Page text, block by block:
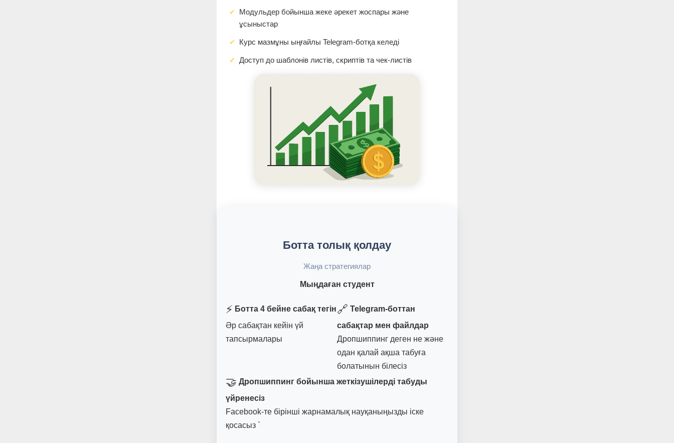
Модульдер бойынша жеке әрекет жоспары және
ұсыныстар
Курс мазмұны ыңғайлы Telegram-ботқа келеді
Доступ до шаблонів листів, скриптів та чек-листів
Ботта толық қолдау
Жаңа стратегиялар
Мыңдаған студент
⚡ Ботта 4 бейне сабақ тегін
Әр сабақтан кейін үй
тапсырмалары
🔗 Telegram-боттан
сабақтар мен файлдар
Дропшиппинг деген не және
одан қалай ақша табуға
болатынын білесіз
🤝 Дропшиппинг бойынша жеткізушілерді табуды
үйренесіз
Facebook-те бірінші жарнамалық науқаныңызды іске
қосасыз `